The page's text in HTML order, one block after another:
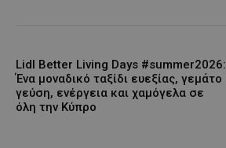
Lidl Better Living Days #summer2026:
Ένα μοναδικό ταξίδι ευεξίας, γεμάτο
γεύση, ενέργεια και χαμόγελα σε
όλη την Κύπρο